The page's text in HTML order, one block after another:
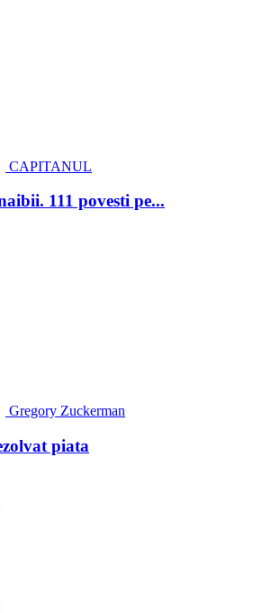
CAPITANUL
111 povesti pe...
Gregory Zuckerman
piata